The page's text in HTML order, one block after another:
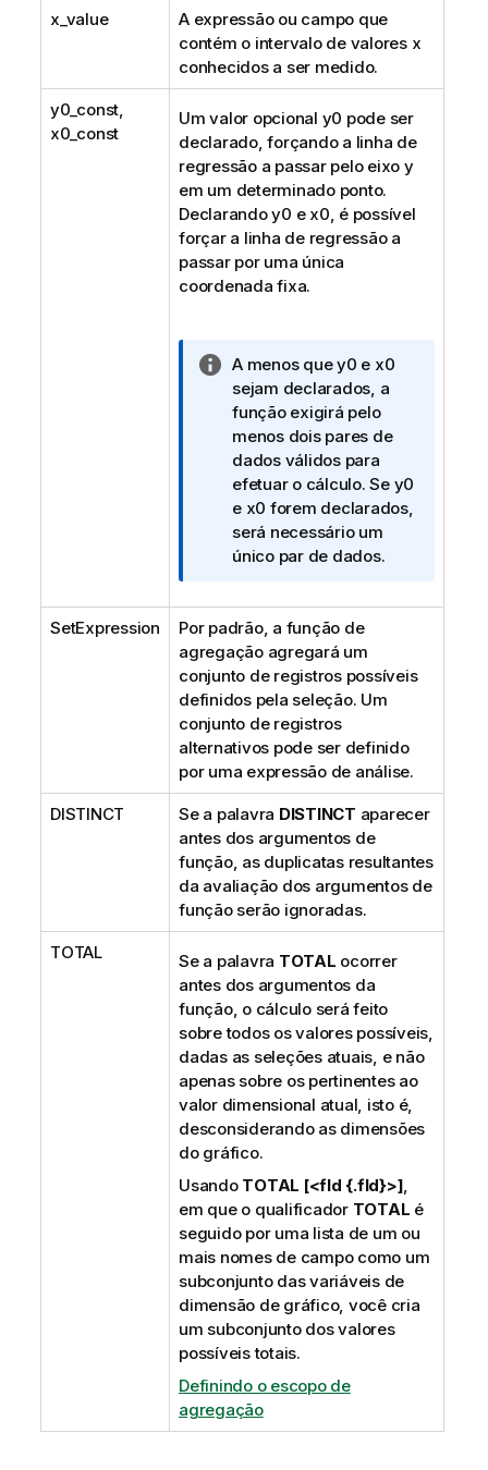
x_value
A expressão ou campo que
contém o intervalo de valores x
conhecidos a ser medido.
y0_const,
x0_const
Um valor opcional y0 pode ser
declarado, forçando a linha de
regressão a passar pelo eixo y
em um determinado ponto.
Declarandoy0 e x0, é possível
forçar a linha de regressão a
passar por uma única
coordenada fixa.
N
o
t
a
i
n
f
o
r
a
t
i
v
a
A menos quey0 e x0
sejam declarados, a
função exigirá pelo
menos dois pares de
dados válidos para
efetuar o cálculo. Se y0
e x0 forem declarados,
será necessário um
único par de dados.
SetExpression
Por padrão, a função de
agregação agregará um
conjunto de registros possíveis
definidos pela seleção. Um
conjunto de registros
alternativos pode ser definido
por uma expressão de análise.
DISTINCT Se a palavra DISTINCT aparecer
antes dos argumentos de
função, as duplicatas resultantes
da avaliação dos argumentos de
função serão ignoradas.
TOTAL Se a palavra TOTAL ocorrer
antes dos argumentos da
função, o cálculo será feito
sobre todos os valores possíveis,
dadas as seleções atuais, e não
apenas sobre os pertinentes ao
valor dimensional atual, isto é,
desconsiderando as dimensões
do gráfico.
Usando TOTAL [<fld {.fld}>],
em que o qualificador TOTAL é
seguido por uma lista de um ou
mais nomes de campo como um
subconjunto das variáveis de
dimensão de gráfico, você cria
um subconjunto dos valores
possíveis totais.
Definindo o escopo de
agregação